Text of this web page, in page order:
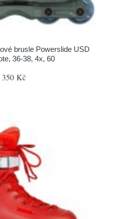
brusle Powerslide USD
36-38, 4x, 60
350 Kč